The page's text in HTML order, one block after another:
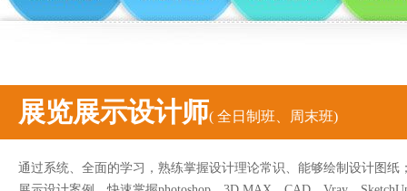
展览展示设计师( 全日制班、周末班)
通过系统、全面的学习，熟练掌握设计理论常识、能够绘制设计图